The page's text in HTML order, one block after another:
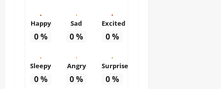
Happy
0%
Sad
0%
Excited
0%
Sleepy
0%
Angry
0%
Surprise
0%